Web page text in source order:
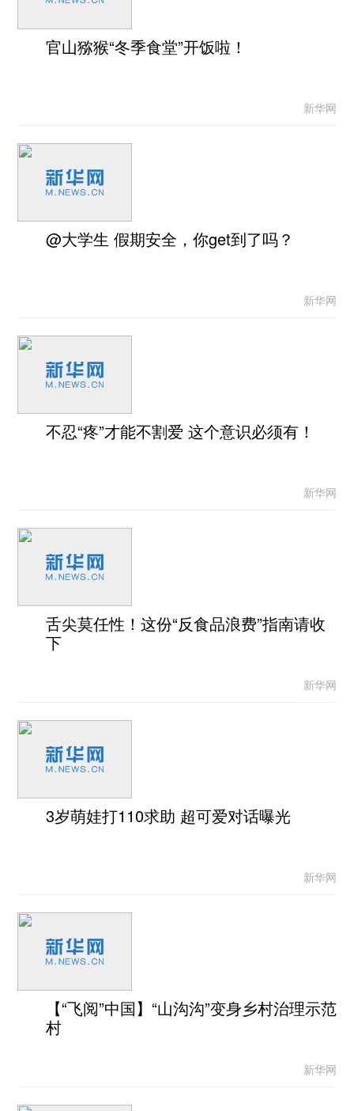
官山猕猴“冬季食堂”开饭啦！
新华网
@大学生 假期安全，你get到了吗？
新华网
不忍“疼”才能不割爱 这个意识必须有！
新华网
舌尖莫任性！这份“反食品浪费”指南请收
下
新华网
3岁萌娃打110求助 超可爱对话曝光
新华网
【“飞阅”中国】“山沟沟”变身乡村治理示范
村
新华网